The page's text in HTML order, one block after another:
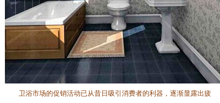
卫浴市场的促销活动已从昔日吸引消费者的利器，逐渐显露出疲